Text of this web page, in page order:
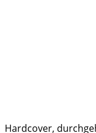
Hardcover,